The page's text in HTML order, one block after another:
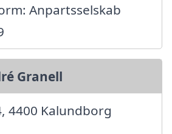
Anpartsselskab
Granell
4400 Kalundborg